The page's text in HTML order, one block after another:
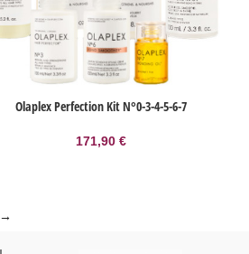
Olaplex Perfection Kit N°0-3-4-5-6-7
171,90 €
→